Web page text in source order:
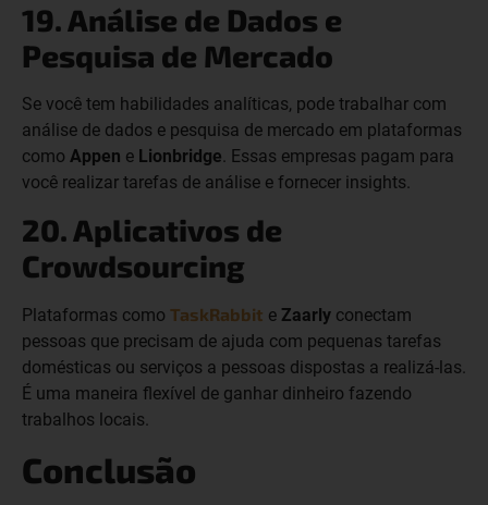
19. Análise de Dados e
Pesquisa de Mercado
Se você tem habilidades analíticas, pode trabalhar com
análise de dados e pesquisa de mercado em plataformas
como Appen e Lionbridge. Essas empresas pagam para
você realizar tarefas de análise e fornecer insights.
20. Aplicativos de
Crowdsourcing
Plataformas como TaskRabbit e Zaarly conectam
pessoas que precisam de ajuda com pequenas tarefas
domésticas ou serviços a pessoas dispostas a realizá-las.
É uma maneira flexível de ganhar dinheiro fazendo
trabalhos locais.
Conclusão